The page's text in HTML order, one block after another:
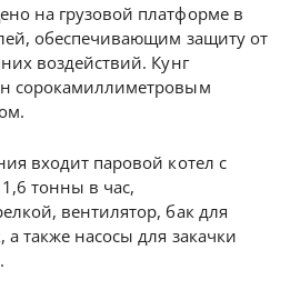
на грузовой платформе в
обеспечивающим защиту от
воздействий. Кунг
сорокамиллиметровым
входит паровой котел с
тонны в час,
вентилятор, бак для
также насосы для закачки